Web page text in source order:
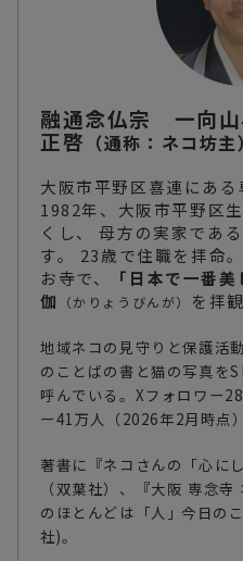
融通念仏宗 一向
正啓 （通称：ネコ坊主）
大阪市平野区喜連にある
1982年、大阪市平野区
くし、 母方の実家であ
す。 23歳で住職を拝命
お寺で、
「日本で一番
伽
（かりょうびんが） を拝
地域ネコの見守りと保護活
のことばの書と猫の写真を
呼んでいる。Xフォロワー
ー41万人（2026年2月時点）
著書に『ネコさんの「心に
（双葉社）、『大阪 専念
のほとんどは「人｣ 今日の
社)。